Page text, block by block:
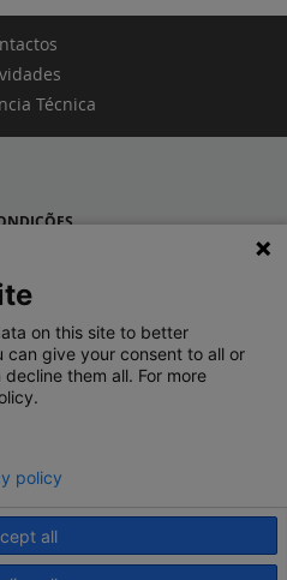
Técnica
NO MUNDO
os direitos reservados.
on this site to better
can give your consent to all or
them all. For more
all
policy